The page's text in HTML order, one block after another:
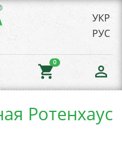
УКР
РУС
shopping_cart
0
person_outline
Ротенхаус